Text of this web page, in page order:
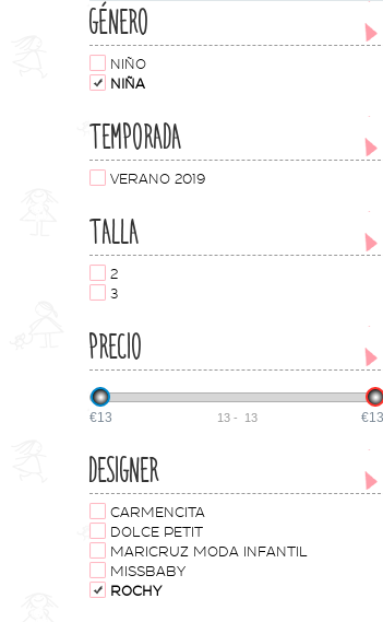
GÉNERO
NIÑO
NIÑA
TEMPORADA
VERANO 2019
TALLA
2
3
PRECIO
€13 €13
13- 13
DESIGNER
CARMENCITA
DOLCE PETIT
MARICRUZ MODA INFANTIL
MISSBABY
ROCHY